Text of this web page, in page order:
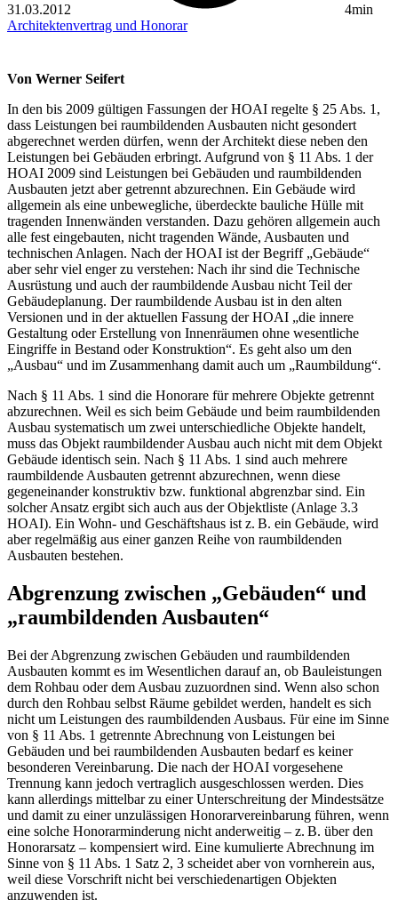
31.03.2012
4min
Architektenvertrag und Honorar
Von Werner Seifert
In den bis 2009 gültigen Fassungen der HOAI regelte § 25 Abs. 1,
dass Leistungen bei raumbildenden Ausbauten nicht gesondert
abgerechnet werden dürfen, wenn der Architekt diese neben den
Leistungen bei Gebäuden erbringt. Aufgrund von § 11 Abs. 1 der
HOAI 2009 sind Leistungen bei Gebäuden und raumbildenden
Ausbauten jetzt aber getrennt abzurechnen. Ein Gebäude wird
allgemein als eine unbewegliche, überdeckte bauliche Hülle mit
tragenden Innenwänden verstanden. Dazu gehören allgemein auch
alle fest eingebauten, nicht tragenden Wände, Ausbauten und
technischen Anlagen. Nach der HOAI ist der Begriff „Gebäude“
aber sehr viel enger zu verstehen: Nach ihr sind die Technische
Ausrüstung und auch der raumbildende Ausbau nicht Teil der
Gebäudeplanung. Der raumbildende Ausbau ist in den alten
Versionen und in der aktuellen Fassung der HOAI „die innere
Gestaltung oder Erstellung von Innenräumen ohne wesentliche
Eingriffe in Bestand oder Konstruktion“. Es geht also um den
„Ausbau“ und im Zusammenhang damit auch um „Raumbildung“.
Nach § 11 Abs. 1 sind die Honorare für mehrere Objekte getrennt
abzurechnen. Weil es sich beim Gebäude und beim raumbildenden
Ausbau systematisch um zwei unterschiedliche Objekte handelt,
muss das Objekt raumbildender Ausbau auch nicht mit dem Objekt
Gebäude identisch sein. Nach § 11 Abs. 1 sind auch mehrere
raumbildende Ausbauten getrennt abzurechnen, wenn diese
gegeneinander konstruktiv bzw. funktional abgrenzbar sind. Ein
solcher Ansatz ergibt sich auch aus der Objektliste (Anlage 3.3
HOAI). Ein Wohn- und Geschäftshaus ist z. B. ein Gebäude, wird
aber regelmäßig aus einer ganzen Reihe von raumbildenden
Ausbauten bestehen.
Abgrenzung zwischen „Gebäuden“ und
„raumbildenden Ausbauten“
Bei der Abgrenzung zwischen Gebäuden und raumbildenden
Ausbauten kommt es im Wesentlichen darauf an, ob Bauleistungen
dem Rohbau oder dem Ausbau zuzuordnen sind. Wenn also schon
durch den Rohbau selbst Räume gebildet werden, handelt es sich
nicht um Leistungen des raumbildenden Ausbaus. Für eine im Sinne
von § 11 Abs. 1 getrennte Abrechnung von Leistungen bei
Gebäuden und bei raumbildenden Ausbauten bedarf es keiner
besonderen Vereinbarung. Die nach der HOAI vorgesehene
Trennung kann jedoch vertraglich ausgeschlossen werden. Dies
kann allerdings mittelbar zu einer Unterschreitung der Mindestsätze
und damit zu einer unzulässigen Honorarvereinbarung führen, wenn
eine solche Honorarminderung nicht anderweitig – z. B. über den
Honorarsatz – kompensiert wird. Eine kumulierte Abrechnung im
Sinne von § 11 Abs. 1 Satz 2, 3 scheidet aber von vornherein aus,
weil diese Vorschrift nicht bei verschiedenartigen Objekten
anzuwenden ist.